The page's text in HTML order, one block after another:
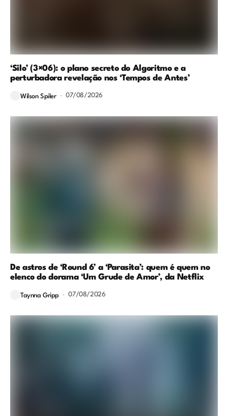
‘Silo’ (3×06): o plano secreto do Algoritmo e a
perturbadora revelação nos ‘Tempos de Antes’
Wilson Spiler 07/08/2026
De astros de ‘Round 6’ a ‘Parasita’: quem é quem no
elenco do dorama ‘Um Grude de Amor’, da Netflix
Taynna Gripp 07/08/2026